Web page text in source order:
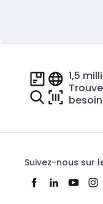
1,5
Suivez-nous sur